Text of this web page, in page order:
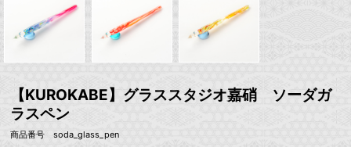
【KUROKABE】グラススタジオ嘉硝 ソーダガ
ラスペン
商品番号 soda_glass_pen